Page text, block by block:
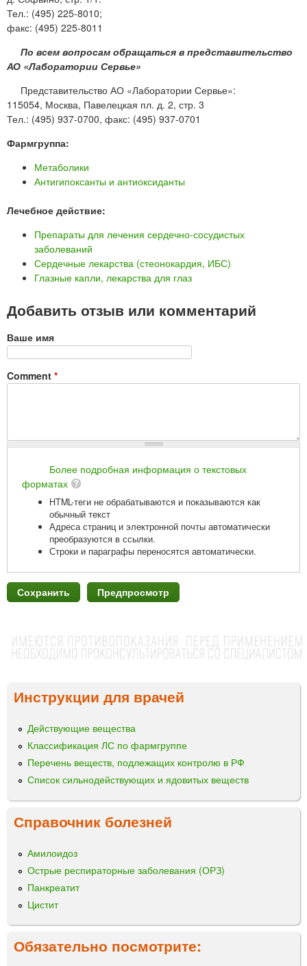
Тел.: (495) 225-8010;
факс: (495) 225-8011
По всем вопросам обращаться в представительство
АО «Лаборатории Сервье»
Представительство АО «Лаборатории Сервье»:
115054, Москва, Павелецкая пл. д. 2, стр. 3
Тел.: (495) 937-0700, факс: (495) 937-0701
Фармгруппа:
Метаболики
Антигипоксанты и антиоксиданты
Лечебное действие:
Препараты для лечения сердечно-сосудистых
заболеваний
Сердечные лекарства (стеонокардия, ИБС)
Глазные капли, лекарства для глаз
Добавить отзыв или комментарий
Ваше имя
Comment *
Более подробная информация о текстовых
форматах
HTML-теги не обрабатываются и показываются как
обычный текст
Адреса страниц и электронной почты автоматически
преобразуются в ссылки.
Строки и параграфы переносятся автоматически.
Инструкции для врачей
Действующие вещества
Классификация ЛС по фармгруппе
Перечень веществ, подлежащих контролю в РФ
Список сильнодействующих и ядовитых веществ
Справочник болезней
Амилоидоз
Острые респираторные заболевания (ОРЗ)
Панкреатит
Цистит
Обязательно посмотрите: